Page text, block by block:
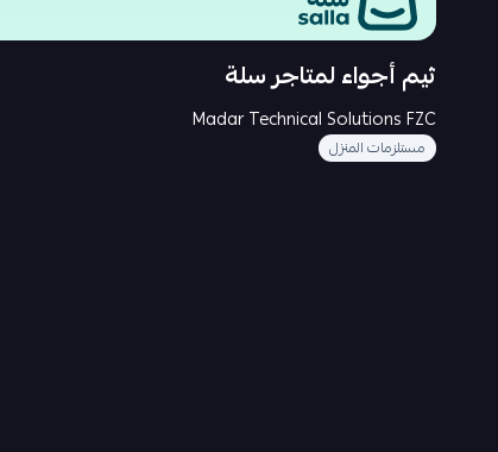
ثيم أجواء لمتاجر سلة
Madar Technical Solutions FZC
مستلزمات المنزل